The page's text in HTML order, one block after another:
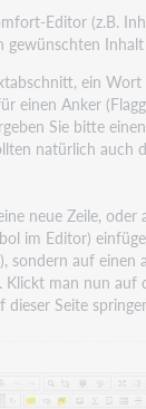
Editor (z.B.
gewünschten
ein
einen Anker
Sie bitte
natürlich auch
neue Zeile,
im Editor)
sondern auf einen
Klickt man nun auf
Seite